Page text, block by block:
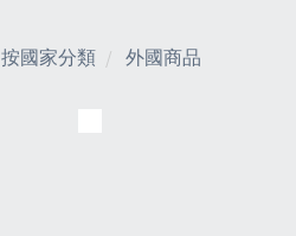
按國家分類 外國商品